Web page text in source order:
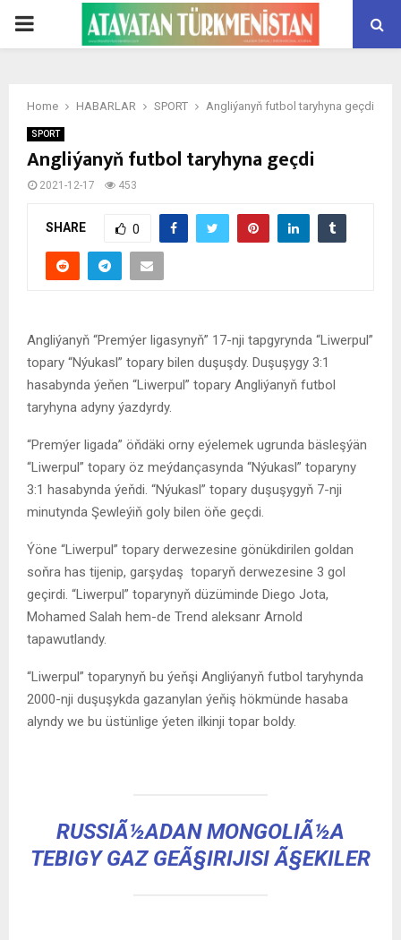
PRIMARY
Home HABARLAR SPORT Angliýanyň futbol taryhyna geçdi
SPORT
Angliýanyň futbol taryhyna geçdi
2021-12-17 453
SHARE 0
Angliýanyň “Premýer ligasynyň” 17-nji tapgyrynda “Liwerpul”
topary “Nýukasl” topary bilen duşuşdy. Duşuşygy 3:1
hasabynda ýeňen “Liwerpul” topary Angliýanyň futbol
taryhyna adyny ýazdyrdy.
“Premýer ligada” öňdäki orny eýelemek ugrunda bäsleşýän
“Liwerpul” topary öz meýdançasynda “Nýukasl” toparyny
3:1 hasabynda ýeňdi. “Nýukasl” topary duşuşygyň 7-nji
minutynda Şewleýiň goly bilen öňe geçdi.
Ýöne “Liwerpul” topary derwezesine gönükdirilen goldan
soňra has tijenip, garşydaş toparyň derwezesine 3 gol
geçirdi. “Liwerpul” toparynyň düzüminde Diego Jota,
Mohamed Salah hem-de Trend aleksanr Arnold
tapawutlandy.
“Liwerpul” toparynyň bu ýeňşi Angliýanyň futbol taryhynda
2000-nji duşuşykda gazanylan ýeňiş hökmünde hasaba
alyndy we bu üstünlige ýeten ilkinji topar boldy.
RUSSIÃ½ADAN MONGOLIÃ½A
TEBIGY GAZ GEÃ§IRIJISI Ã§EKILER